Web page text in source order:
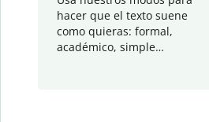
hacer que el texto suene
como quieras: formal,
académico, simple…